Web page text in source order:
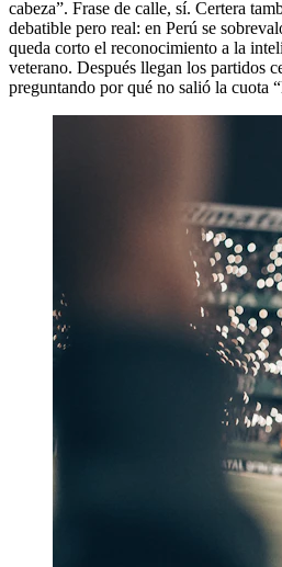
cabeza”. Frase de calle, sí. Certera
debatible pero real: en Perú se
queda corto el reconocimiento a la
veterano. Después llegan los partidos
preguntando por qué no salió la cuota